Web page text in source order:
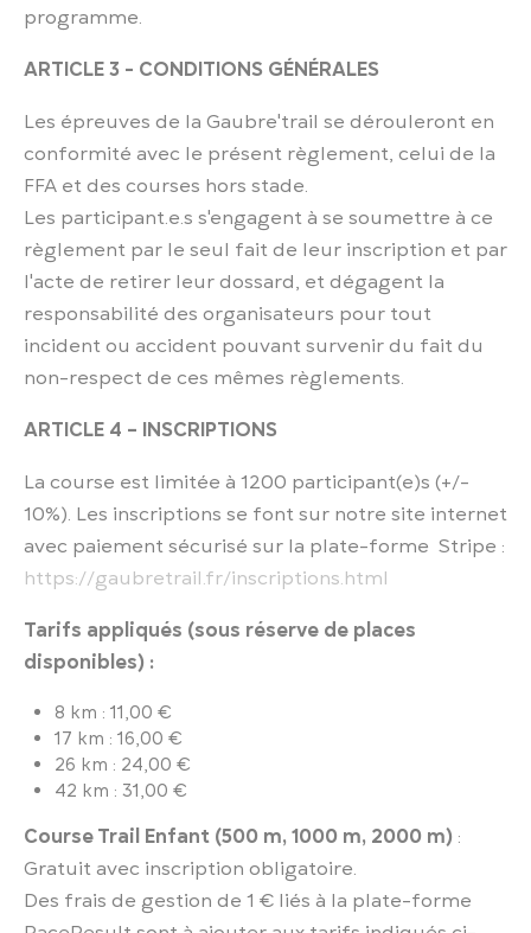
programme.
ARTICLE 3 - CONDITIONS GÉNÉRALES
Les épreuves de la Gaubre'trail se dérouleront en
conformité avec le présent règlement, celui de la
FFA et des courses hors stade.
Les participant.e.s s'engagent à se soumettre à ce
règlement par le seul fait de leur inscription et par
l'acte de retirer leur dossard, et dégagent la
responsabilité des organisateurs pour tout
incident ou accident pouvant survenir du fait du
non-respect de ces mêmes règlements.
ARTICLE 4 – INSCRIPTIONS
La course est limitée à 1200 participant(e)s (+/-
10%). Les inscriptions se font sur notre site internet
avec paiement sécurisé sur la plate-forme Stripe :
https://gaubretrail.fr/inscriptions.html
Tarifs appliqués (sous réserve de places
disponibles) :
8 km : 11,00 €
17 km : 16,00 €
26 km : 24,00 €
42 km : 31,00 €
Course Trail Enfant (500 m, 1000 m, 2000 m) :
Gratuit avec inscription obligatoire.
Des frais de gestion de 1 € liés à la plate-forme